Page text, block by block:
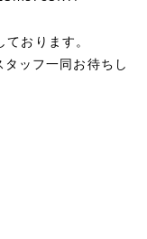
おります。
ッフ一同お待ちし